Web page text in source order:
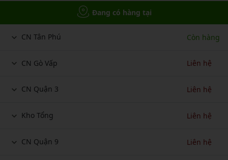
Đang có hàng tại
CN Tân Phú Còn hàng
CN Gò Vấp Liên hệ
CN Quận 3 Liên hệ
Kho Tổng Liên hệ
CN Quận 9 Liên hệ